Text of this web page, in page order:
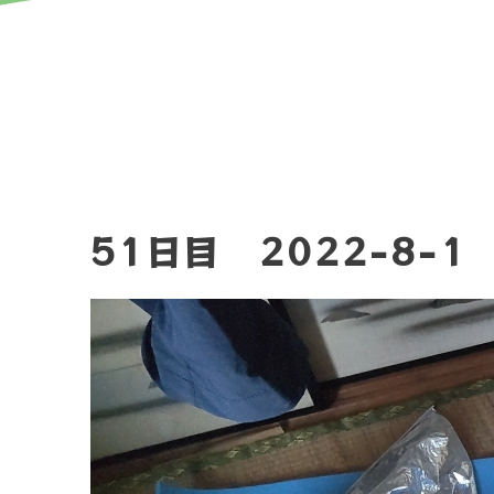
51日目 2022-8-1